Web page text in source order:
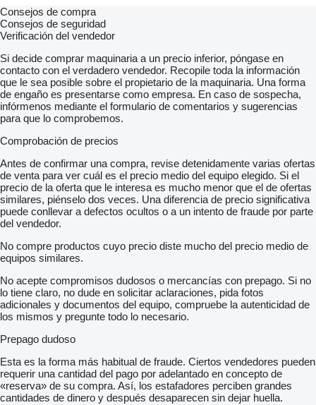
Consejos de compra
Consejos de seguridad
Verificación del vendedor
Si decide comprar maquinaria a un precio inferior, póngase en
contacto con el verdadero vendedor. Recopile toda la información
que le sea posible sobre el propietario de la maquinaria. Una forma
de engaño es presentarse como empresa. En caso de sospecha,
infórmenos mediante el formulario de comentarios y sugerencias
para que lo comprobemos.
Comprobación de precios
Antes de confirmar una compra, revise detenidamente varias ofertas
de venta para ver cuál es el precio medio del equipo elegido. Si el
precio de la oferta que le interesa es mucho menor que el de ofertas
similares, piénselo dos veces. Una diferencia de precio significativa
puede conllevar a defectos ocultos o a un intento de fraude por parte
del vendedor.
No compre productos cuyo precio diste mucho del precio medio de
equipos similares.
No acepte compromisos dudosos o mercancías con prepago. Si no
lo tiene claro, no dude en solicitar aclaraciones, pida fotos
adicionales y documentos del equipo, compruebe la autenticidad de
los mismos y pregunte todo lo necesario.
Prepago dudoso
Esta es la forma más habitual de fraude. Ciertos vendedores pueden
requerir una cantidad del pago por adelantado en concepto de
«reserva» de su compra. Así, los estafadores perciben grandes
cantidades de dinero y después desaparecen sin dejar huella.